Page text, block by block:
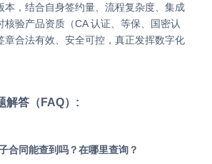
本，结合自身签约量、流程复杂度、集成
核验产品资质（CA 认证、等保、国密认
章合法有效、安全可控，真正发挥数字化
解答（FAQ）:
合同能查到吗？在哪里查询？